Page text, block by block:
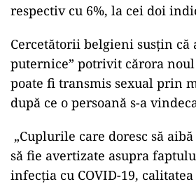
respectiv cu 6%, la cei doi
Cercetătorii belgieni susțin că
puternice” potrivit cărora
poate fi transmis sexual prin
după ce o persoană s-a
„Cuplurile care doresc să
să fie avertizate asupra
infecția cu COVID-19,